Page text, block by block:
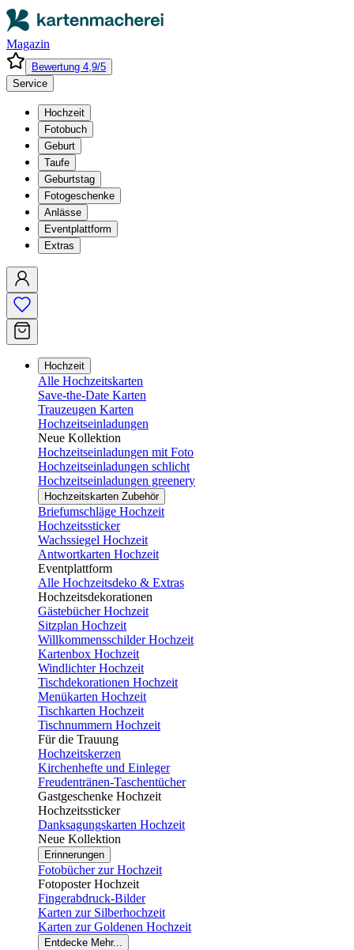
Magazin
Bewertung 4,9/5
Service
Hochzeit
Fotobuch
Geburt
Taufe
Geburtstag
Fotogeschenke
Anlässe
Eventplattform
Extras
Hochzeit
Alle Hochzeitskarten
Save-the-Date Karten
Trauzeugen Karten
Hochzeitseinladungen
Neue Kollektion
Hochzeitseinladungen mit Foto
Hochzeitseinladungen schlicht
Hochzeitseinladungen greenery
Hochzeitskarten Zubehör
Briefumschläge Hochzeit
Hochzeitssticker
Wachssiegel Hochzeit
Antwortkarten Hochzeit
Eventplattform
Alle Hochzeitsdeko & Extras
Hochzeitsdekorationen
Gästebücher Hochzeit
Sitzplan Hochzeit
Willkommensschilder Hochzeit
Kartenbox Hochzeit
Windlichter Hochzeit
Tischdekorationen Hochzeit
Menükarten Hochzeit
Tischkarten Hochzeit
Tischnummern Hochzeit
Für die Trauung
Hochzeitskerzen
Kirchenhefte und Einleger
Freudentränen-Taschentücher
Gastgeschenke Hochzeit
Hochzeitssticker
Danksagungskarten Hochzeit
Neue Kollektion
Erinnerungen
Fotobücher zur Hochzeit
Fotoposter Hochzeit
Fingerabdruck-Bilder
Karten zur Silberhochzeit
Karten zur Goldenen Hochzeit
Entdecke Mehr...